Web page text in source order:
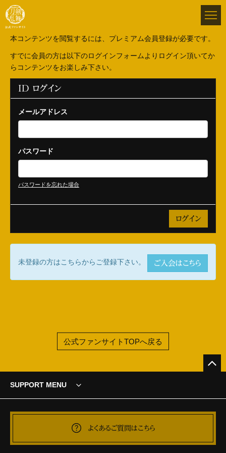
本コンテンツを閲覧するには、プレミアム会員登録が必要です。
すでに会員の方は以下のログインフォームよりログイン頂いてか
らコンテンツをお楽しみ下さい。
ID ログイン
メールアドレス
パスワード
パスワードを忘れた場合
未登録の方はこちらからご登録下さい。 ご入会はこちら
公式ファンサイトTOPへ戻る
SUPPORT MENU
よくあるご質問はこちら